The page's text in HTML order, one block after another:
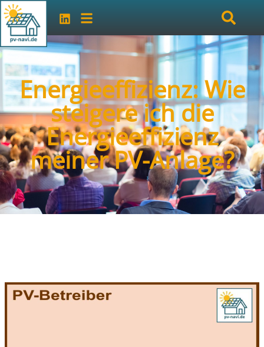
Energieeffizienz: Wie
steigere ich die
Energieeffizienz
meiner PV-Anlage?